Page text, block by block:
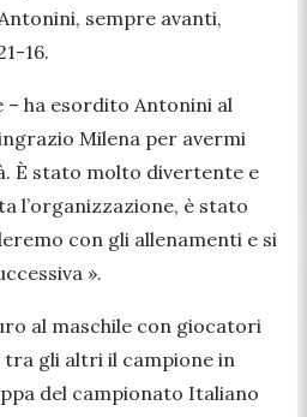
sempre avanti,
16.
– ha esordito Antonini al
Milena per avermi
È stato molto divertente e
l’organizzazione, è stato
con gli allenamenti e si
».
al maschile con giocatori
gli altri il campione in
del campionato Italiano